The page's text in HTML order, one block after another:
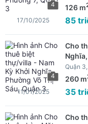
4 126 m
85
17/10/2025
4
Cho
Quận
260 m
35
11/01/2025
Cho